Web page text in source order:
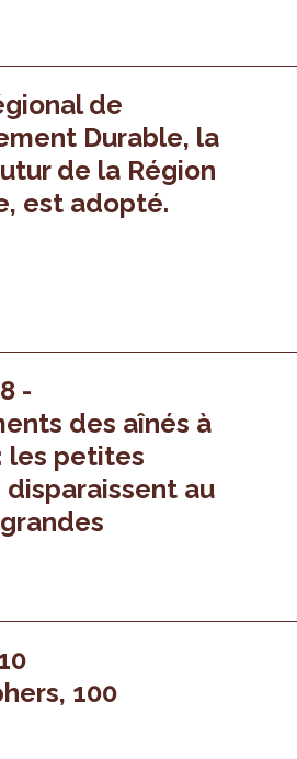
de
Durable, la
de la Région
est adopté.
-
des aînés à
les petites
au
100